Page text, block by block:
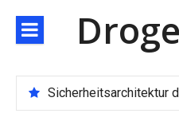
zum
Inhalt